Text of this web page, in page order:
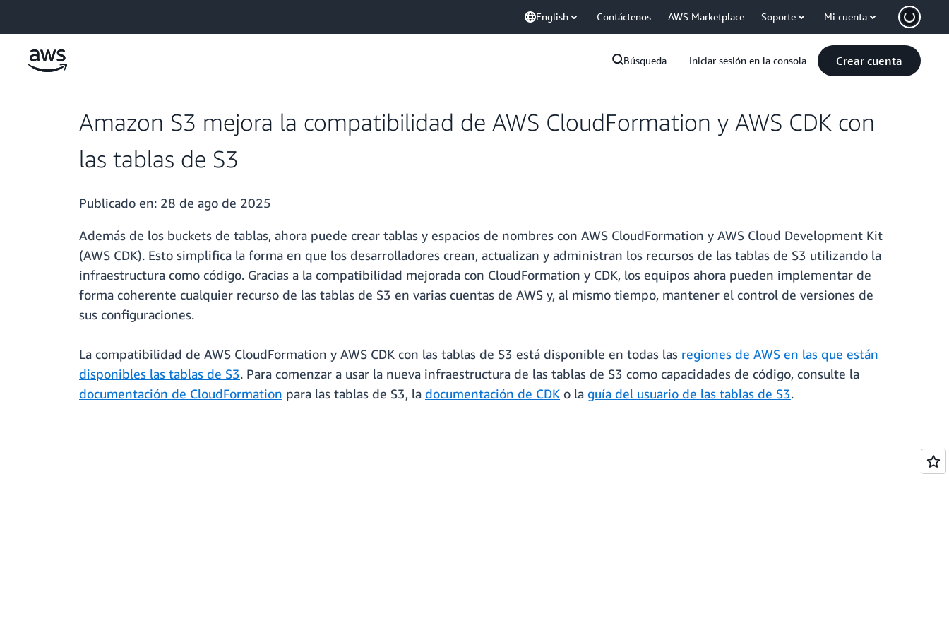
English Contáctenos AWS Marketplace Soporte Mi cuenta
Búsqueda Iniciar sesión en la consola Crear cuenta
Amazon S3 mejora la compatibilidad de AWS CloudFormation y AWS CDK con
las tablas de S3
Publicado en: 28 de ago de 2025
Además de los buckets de tablas, ahora puede crear tablas y espacios de nombres con AWS CloudFormation y AWS Cloud Development Kit
(AWS CDK). Esto simplifica la forma en que los desarrolladores crean, actualizan y administran los recursos de las tablas de S3 utilizando la
infraestructura como código. Gracias a la compatibilidad mejorada con CloudFormation y CDK, los equipos ahora pueden implementar de
forma coherente cualquier recurso de las tablas de S3 en varias cuentas de AWS y, al mismo tiempo, mantener el control de versiones de
sus configuraciones.
La compatibilidad de AWS CloudFormation y AWS CDK con las tablas de S3 está disponible en todas las regiones de AWS en las que están
disponibles las tablas de S3. Para comenzar a usar la nueva infraestructura de las tablas de S3 como capacidades de código, consulte la
documentación de CloudFormation para las tablas de S3, la documentación de CDK o la guía del usuario de las tablas de S3.